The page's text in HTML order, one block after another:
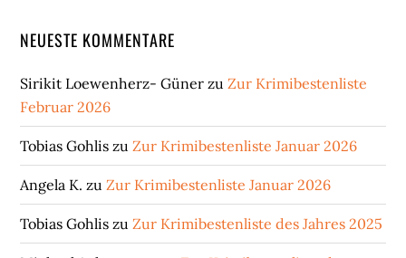
NEUESTE KOMMENTARE
Sirikit Loewenherz- Güner zuZur Krimibestenliste
Februar 2026
Tobias Gohlis zuZur Krimibestenliste Januar 2026
Angela K. zuZur Krimibestenliste Januar 2026
Tobias Gohlis zuZur Krimibestenliste des Jahres 2025